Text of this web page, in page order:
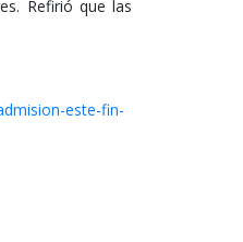
Refirió que las
este-fin-